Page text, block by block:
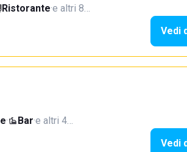
Ristorante·e altri 8…
Vedi
· Bar·e altri 4…
Vedi